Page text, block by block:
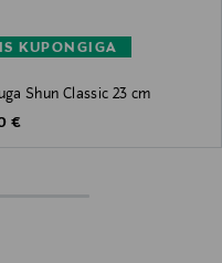
KUPONGIGA
Shun Classic 23 cm
Price
€